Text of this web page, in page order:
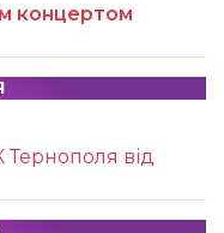
концертом
від